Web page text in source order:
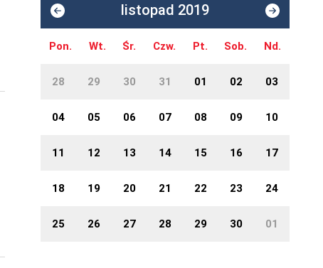
listopad 2019
Pon. Wt. Śr. Czw. Pt. Sob. Nd.
28 29 30 31 01 02 03
04 05 06 07 08 09 10
11 12 13 14 15 16 17
18 19 20 21 22 23 24
25 26 27 28 29 30 01